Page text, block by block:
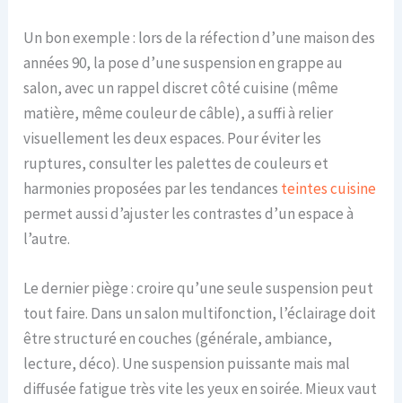
Un bon exemple : lors de la réfection d’une maison des
années 90, la pose d’une suspension en grappe au
salon, avec un rappel discret côté cuisine (même
matière, même couleur de câble), a suffi à relier
visuellement les deux espaces. Pour éviter les
ruptures, consulter les palettes de couleurs et
harmonies proposées par les tendances teintes cuisine
permet aussi d’ajuster les contrastes d’un espace à
l’autre.
Le dernier piège : croire qu’une seule suspension peut
tout faire. Dans un salon multifonction, l’éclairage doit
être structuré en couches (générale, ambiance,
lecture, déco). Une suspension puissante mais mal
diffusée fatigue très vite les yeux en soirée. Mieux vaut